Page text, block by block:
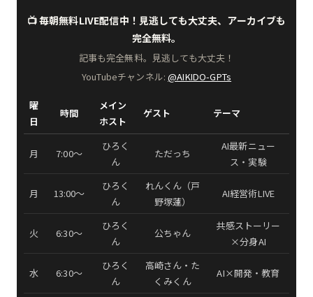
📺 毎朝無料LIVE配信中！見逃しても大丈夫、アーカイブも
完全無料。
記事も完全無料。見逃しても大丈夫！
YouTubeチャンネル:@AIKIDO-GPTs
曜
日
時間
メイン
ホスト
ゲスト テーマ
月 7:00〜
ひろく
ん
ただっち
AI最新ニュー
ス・実験
月 13:00〜
ひろく
ん
れんくん（戸
野塚蓮）
AI経営術LIVE
火 6:30〜
ひろく
ん
公ちゃん
共感ストーリー
×分身AI
水 6:30〜
ひろく
ん
高崎さん・た
くみくん
AI×開発・教育